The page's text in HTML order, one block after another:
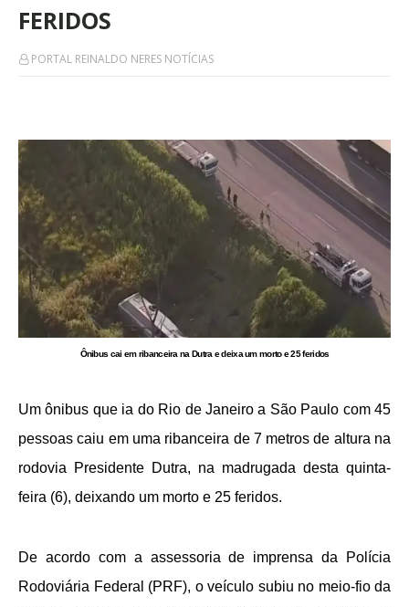
FERIDOS
PORTAL REINALDO NERES NOTÍCIAS
Ônibus cai em ribanceira na Dutra e deixa um morto e 25 feridos
Um ônibus que ia do Rio de Janeiro a São Paulo com 45
pessoas caiu em uma ribanceira de 7 metros de altura na
rodovia Presidente Dutra, na madrugada desta quinta-
feira (6), deixando um morto e 25 feridos.
De acordo com a assessoria de imprensa da Polícia
Rodoviária Federal (PRF), o veículo subiu no meio-fio da